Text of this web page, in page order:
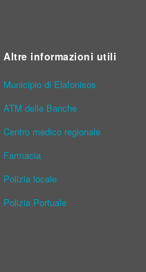
Altre informazioni utili
Municipio di Elafonisos
ATM delle Banche
Centro medico regionale
Farmacia
Polizia locale
Polizia Portuale